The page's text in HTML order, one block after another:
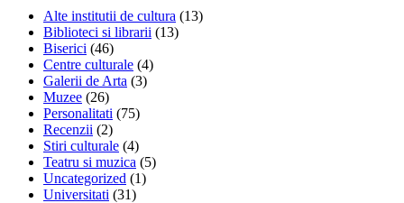
Alte institutii de cultura (13)
Biblioteci si librarii (13)
Biserici (46)
Centre culturale (4)
Galerii de Arta (3)
Muzee (26)
Personalitati (75)
Recenzii (2)
Stiri culturale (4)
Teatru si muzica (5)
Uncategorized (1)
Universitati (31)